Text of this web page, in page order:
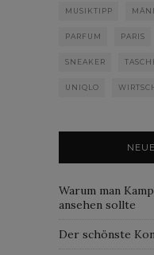
MUSIKTIPP
PARFUM PARIS
SNEAKER
UNIQLO
Warum man
ansehen sollte
Der schönste